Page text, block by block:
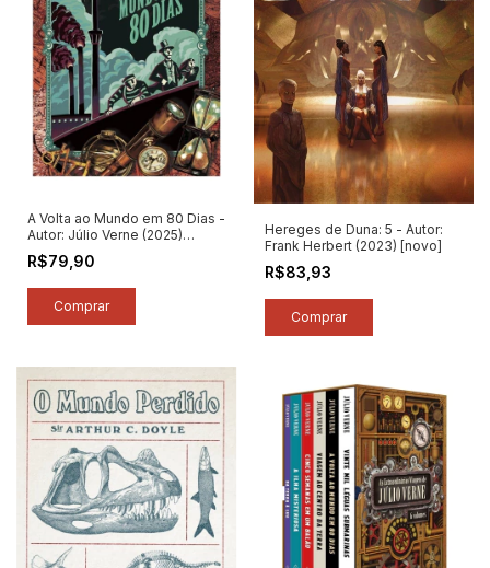
A Volta ao Mundo em 80 Dias -
Autor: Júlio Verne (2025)
[novo]
R$79,90
Hereges de Duna: 5 - Autor:
Frank Herbert (2023) [novo]
R$83,93